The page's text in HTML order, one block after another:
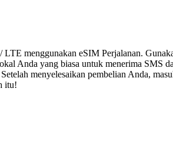
menggunakan eSIM Perjalanan.
Anda yang biasa untuk menerima
menyelesaikan pembelian Anda,
itu!